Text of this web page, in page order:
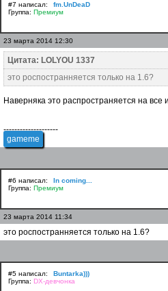
#7 написал:
fm.UnDeaD
Группа: Премиум
23 марта 2014 12:30
Цитата: LOLYOU 1337
это роспостранняется только на 1.6?
Наверняка это распространяется на все
--------------------
gameme
#6 написал:
In coming...
Группа: Премиум
23 марта 2014 11:34
это роспостранняется только на 1.6?
#5 написал:
Buntarka)))
Группа: DX-девчонка